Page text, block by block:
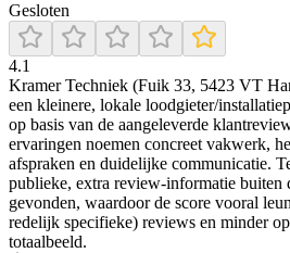
Gesloten
4.1
Kramer Techniek (Fuik 33, 5423 VT
een kleinere, lokale loodgieter/
op basis van de aangeleverde
ervaringen noemen concreet vakwerk,
afspraken en duidelijke communicatie.
publieke, extra review-informatie buiten
gevonden, waardoor de score vooral
redelijk specifieke) reviews en minder
totaalbeeld.